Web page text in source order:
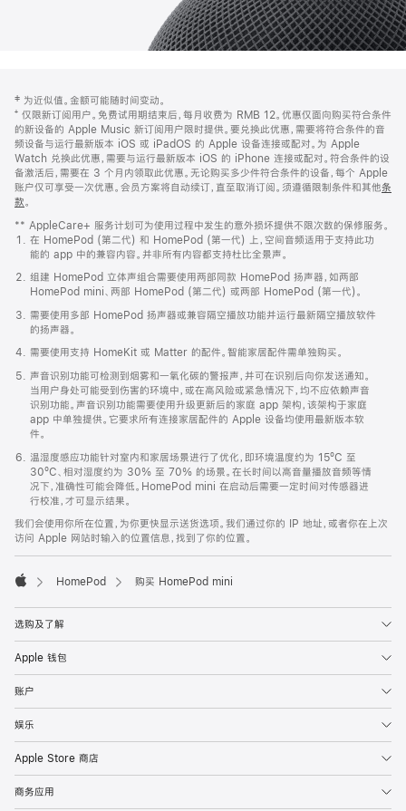
页
页
脚
注
‡ 为近似值。金额可能随时间变动。
⁺ 仅限新订阅用户。免费试用期结束后，每月收费为 RMB 12。优惠仅面向购买符合条件
的新设备的 Apple Music 新订阅用户限时提供。要兑换此优惠，需要将符合条件的音
频设备与运行最新版本 iOS 或 iPadOS 的 Apple 设备连接或配对。为 Apple
Watch 兑换此优惠，需要与运行最新版本 iOS 的 iPhone 连接或配对。符合条件的设
备激活后，需要在 3 个月内领取此优惠。无论购买多少件符合条件的设备，每个 Apple
账户仅可享受一次优惠。会员方案将自动续订，直至取消订阅。须遵循限制条件和其他条
款。
窗
口
中
打
开)
** AppleCare+ 服务计划可为使用过程中发生的意外损坏提供不限次数的保修服务。
在 HomePod (第二代) 和 HomePod (第一代) 上，空间音频适用于支持此功
能的 app 中的兼容内容。并非所有内容都支持杜比全景声。
组建 HomePod 立体声组合需要使用两部同款 HomePod 扬声器，如两部
HomePod mini、两部 HomePod (第二代) 或两部 HomePod (第一代)。
需要使用多部 HomePod 扬声器或兼容隔空播放功能并运行最新隔空播放软件
的扬声器。
需要使用支持 HomeKit 或 Matter 的配件。智能家居配件需单独购买。
声音识别功能可检测到烟雾和一氧化碳的警报声，并可在识别后向你发送通知。
当用户身处可能受到伤害的环境中，或在高风险或紧急情况下，均不应依赖声音
识别功能。声音识别功能需要使用升级更新后的家庭 app 架构，该架构于家庭
app 中单独提供。它要求所有连接家居配件的 Apple 设备均使用最新版本软
件。
温湿度感应功能针对室内和家居场景进行了优化，即环境温度约为 15ºC 至
30ºC、相对湿度约为 30% 至 70% 的场景。在长时间以高音量播放音频等情
况下，准确性可能会降低。HomePod mini 在启动后需要一定时间对传感器进
行校准，才可显示结果。
我们会使用你所在位置，为你更快显示送货选项。我们通过你的 IP 地址，或者你在上次
访问 Apple 网站时输入的位置信息，找到了你的位置。
HomePod 购买 HomePod mini
选购及了解
Apple 钱包
账户
娱乐
Apple Store 商店
商务应用